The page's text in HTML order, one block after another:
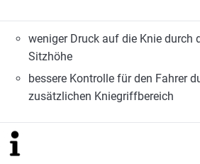
weniger Druck auf die Knie durch
Sitzhöhe
bessere Kontrolle für den Fahrer
zusätzlichen Kniegriffbereich